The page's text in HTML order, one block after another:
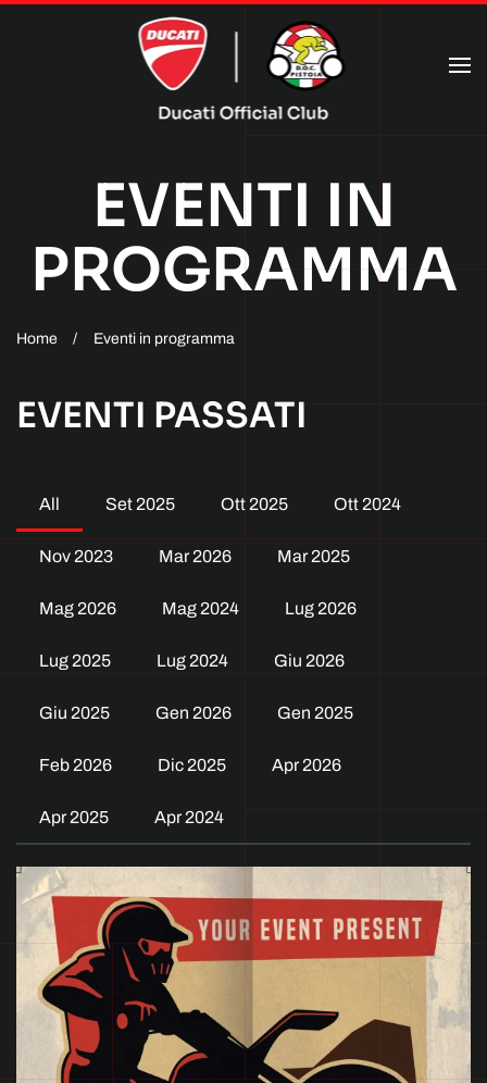
Passa al contenuto principale
EVENTI IN
PROGRAMMA
Home Eventi in programma
EVENTI PASSATI
All Set 2025 Ott 2025 Ott 2024
Nov 2023 Mar 2026 Mar 2025
Mag 2026 Mag 2024 Lug 2026
Lug 2025 Lug 2024 Giu 2026
Giu 2025 Gen 2026 Gen 2025
Feb 2026 Dic 2025 Apr 2026
Apr 2025 Apr 2024